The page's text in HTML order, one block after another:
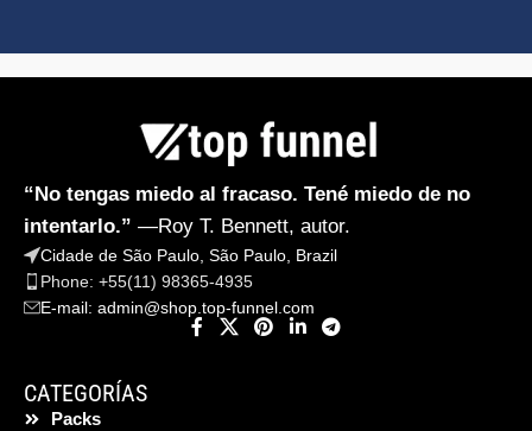
“No tengas miedo al fracaso. Tené miedo de no
intentarlo.” —Roy T. Bennett, autor.
Cidade de São Paulo, São Paulo, Brazil
Phone: +55(11) 98365-4935
E-mail: admin@shop.top-funnel.com
CATEGORÍAS
Packs